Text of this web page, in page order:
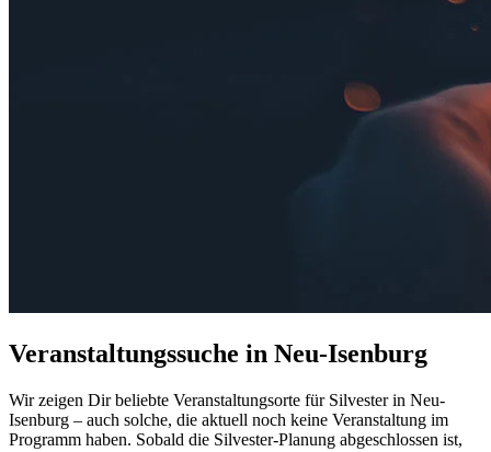
Veranstaltungssuche in Neu-Isenburg
Wir zeigen Dir beliebte Veranstaltungsorte für Silvester in Neu-
Isenburg – auch solche, die aktuell noch keine Veranstaltung im
Programm haben. Sobald die Silvester-Planung abgeschlossen ist,